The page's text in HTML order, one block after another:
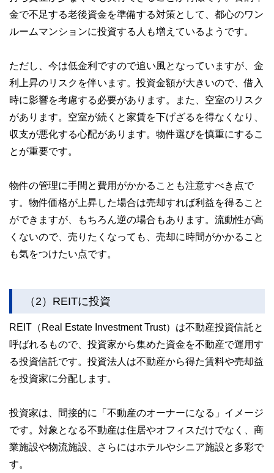
金で不足する老後資金を準備する対策として、都心のワン
ルームマンションに投資する人も増えているようです。
ただし、今は低金利ですので追い風となっていますが、金
利上昇のリスクを伴います。投資金額が大きいので、借入
時に影響を考慮する必要があります。また、空室のリスク
があります。空室が続くと家賃を下げざるを得なくなり、
収支が悪化する心配があります。物件選びを慎重にするこ
とが重要です。
物件の管理に手間と費用がかかることも注意すべき点で
す。物件価格が上昇した場合は売却すれば利益を得ること
ができますが、もちろん逆の場合もあります。流動性が高
くないので、売りたくなっても、売却に時間がかかること
も気をつけたい点です。
（2）REITに投資
REIT（Real Estate Investment Trust）は不動産投資信託と
呼ばれるもので、投資家から集めた資金を不動産で運用す
る投資信託です。投資法人は不動産から得た賃料や売却益
を投資家に分配します。
投資家は、間接的に「不動産のオーナーになる」イメージ
です。対象となる不動産は住居やオフィスだけでなく、商
業施設や物流施設、さらにはホテルやシニア施設と多彩で
す。